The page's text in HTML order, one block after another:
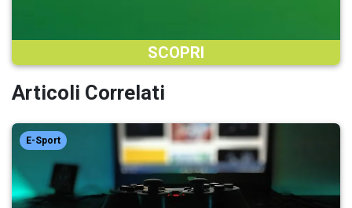
SCOPRI
Articoli Correlati
E-Sport